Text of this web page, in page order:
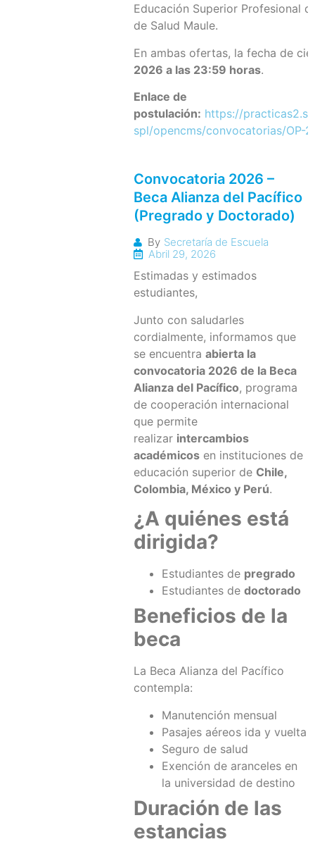
Educación Superior Profesional
de Salud Maule.
En ambas ofertas, la fecha de
2026 a las 23:59 horas.
Enlace de
postulación: https://
spl/opencms/convocatorias/OP-
Convocatoria 2026 –
Beca Alianza del Pacífico
(Pregrado y Doctorado)
By Secretaría de Escuela
Abril 29, 2026
Estimadas y estimados
estudiantes,
Junto con saludarles
cordialmente, informamos que
se encuentra abierta la
convocatoria 2026 de la Beca
Alianza del Pacífico, programa
de cooperación internacional
que permite
realizar intercambios
académicos en instituciones de
educación superior de Chile,
Colombia, México y Perú.
¿A quiénes está
dirigida?
Estudiantes de pregrado
Estudiantes de doctorado
Beneficios de la
beca
La Beca Alianza del Pacífico
contempla:
Manutención mensual
Pasajes aéreos ida y vuelta
Seguro de salud
Exención de aranceles en
la universidad de destino
Duración de las
estancias